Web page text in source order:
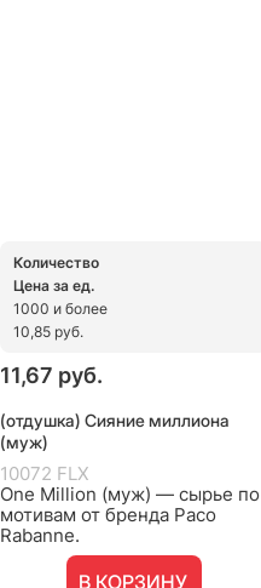
Количество
Цена за ед.
1000 и более
10,85 руб.
11,67 руб.
(отдушка) Сияние миллиона
(муж)
10072 FLX
One Million (муж) — сырье по
мотивам от бренда Paco
Rabanne.
В КОРЗИНУ